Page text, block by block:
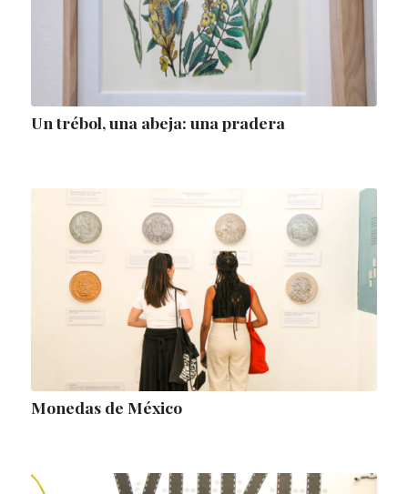
Un trébol, una abeja: una pradera
Monedas de México